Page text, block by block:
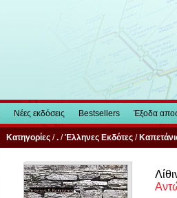
Νέες εκδόσεις Bestsellers Έξοδα
Κατηγορίες /. /Έλληνες Εκδότες /